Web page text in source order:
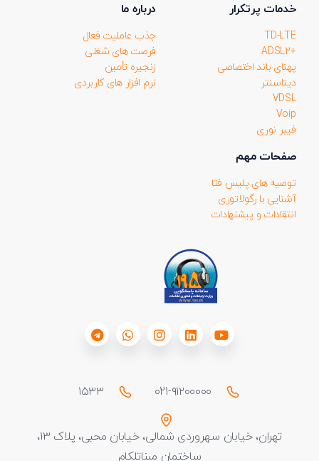
خدمات پرتکرار
TD-LTE
+ADSL2
پهنای باند اختصاصی
دیتاسنتر
VDSL
Voip
فیبر نوری
درباره ما
جذب عاملیت فعال
فرصت های شغلی
زنجیره تأمین
نرم افزار های کاربردی
صفحات مهم
توصیه های پلیس فتا
آشنایی با رگولاتوری
انتقادات و پیشنهادات
021-۹۱۲۰۰۰۰۰ ۱۵۳۳
تهران، خیابان سهروردی شمالی، خیابان محبی، پلاک ۱۳،
ساختمان مبناتلکام